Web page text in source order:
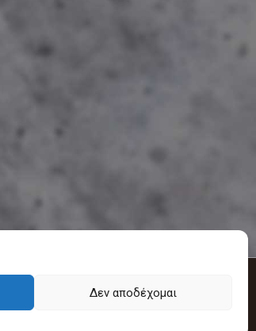
Δεν αποδέχομαι
Πολιτική απορρήτου